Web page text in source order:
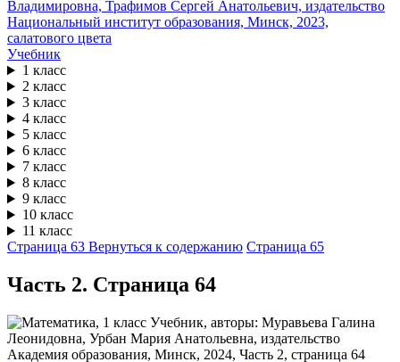
Учебник
1 класс
2 класс
3 класс
4 класс
5 класс
6 класс
7 класс
8 класс
9 класс
10 класс
11 класс
Страница 63 Вернуться к содержанию Страница 65
Часть 2. Cтраница 64